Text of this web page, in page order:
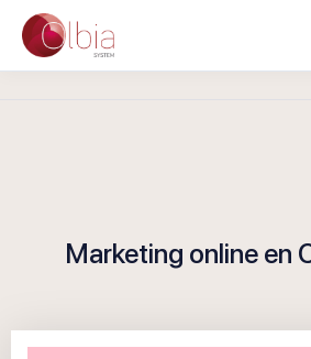
Marketing online en